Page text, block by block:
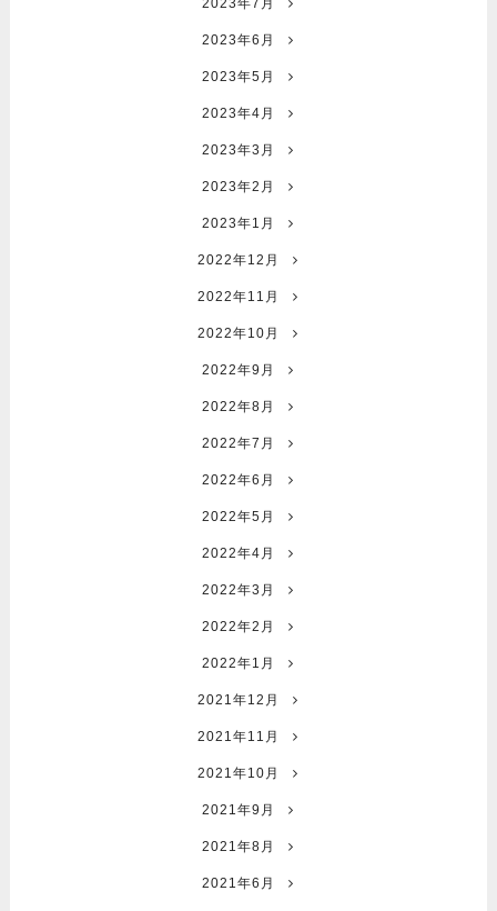
2023年7月
2023年6月
2023年5月
2023年4月
2023年3月
2023年2月
2023年1月
2022年12月
2022年11月
2022年10月
2022年9月
2022年8月
2022年7月
2022年6月
2022年5月
2022年4月
2022年3月
2022年2月
2022年1月
2021年12月
2021年11月
2021年10月
2021年9月
2021年8月
2021年6月